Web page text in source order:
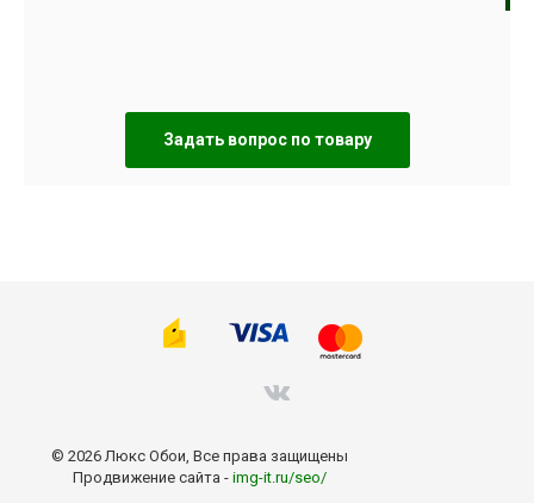
Задать вопрос по товару
© 2026 Люкс Обои, Все права защищены
Продвижение сайта - img-it.ru/seo/